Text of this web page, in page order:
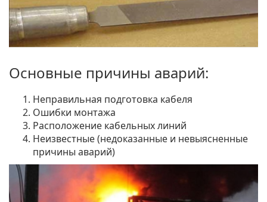
Основные причины аварий:
Неправильная подготовка кабеля
Ошибки монтажа
Расположение кабельных линий
Неизвестные (недоказанные и невыясненные
причины аварий)